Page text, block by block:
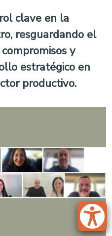
clave en la
resguardando el
y
estratégico en
productivo.